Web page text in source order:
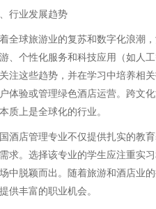
行业发展趋势
全球旅游业的复苏和数字化浪潮
、个性化服务和科技应用（如人
注这些趋势，并在学习中培养相
体验或管理绿色酒店运营。跨文
质上是全球化的行业。
酒店管理专业不仅提供扎实的教
求。选择该专业的学生应注重实
中脱颖而出。随着旅游和酒店业
供丰富的职业机会。